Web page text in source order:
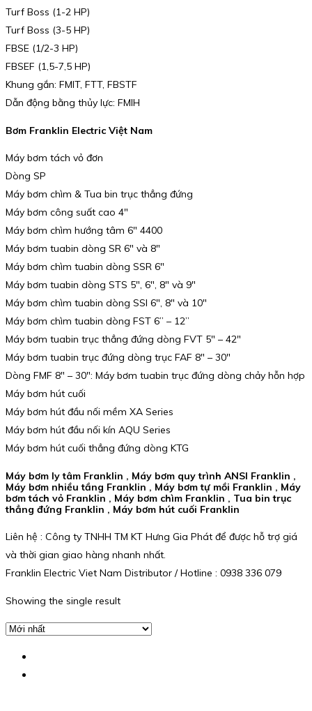
Turf Boss (1-2 HP)
Turf Boss (3-5 HP)
FBSE (1/2-3 HP)
FBSEF (1,5-7,5 HP)
Khung gắn: FMIT, FTT, FBSTF
Dẫn động bằng thủy lực: FMIH
Bơm Franklin Electric Việt Nam
Máy bơm tách vỏ đơn
Dòng SP
Máy bơm chìm & Tua bin trục thẳng đứng
Máy bơm công suất cao 4″
Máy bơm chìm hướng tâm 6″ 4400
Máy bơm tuabin dòng SR 6″ và 8″
Máy bơm chìm tuabin dòng SSR 6″
Máy bơm tuabin dòng STS 5″, 6″, 8″ và 9″
Máy bơm chìm tuabin dòng SSI 6″, 8″ và 10″
Máy bơm chìm tuabin dòng FST 6” – 12”
Máy bơm tuabin trục thẳng đứng dòng FVT 5″ – 42″
Máy bơm tuabin trục đứng dòng trục FAF 8″ – 30″
Dòng FMF 8″ – 30″: Máy bơm tuabin trục đứng dòng chảy hỗn hợp
Máy bơm hút cuối
Máy bơm hút đầu nối mềm XA Series
Máy bơm hút đầu nối kín AQU Series
Máy bơm hút cuối thẳng đứng dòng KTG
Máy bơm ly tâm Franklin , Máy bơm quy trình ANSI Franklin ,
Máy bơm nhiều tầng Franklin , Máy bơm tự mồi Franklin , Máy
bơm tách vỏ Franklin , Máy bơm chìm Franklin , Tua bin trục
thẳng đứng Franklin , Máy bơm hút cuối Franklin
Liên hệ : Công ty TNHH TM KT Hưng Gia Phát để được hỗ trợ giá
và thời gian giao hàng nhanh nhất.
Franklin Electric Viet Nam Distributor / Hotline : 0938 336 079
Showing the single result